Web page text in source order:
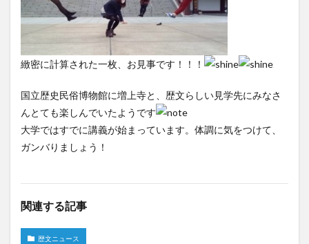
緻密に計算された一枚、お見事です！！！
国立歴史民俗博物館に増上寺と、歴文らしい見学先にみなさ
んとても楽しんでいたようです
大学ではすでに講義が始まっています。体調に気をつけて、
ガンバりましょう！
関連する記事
歴文ニュース